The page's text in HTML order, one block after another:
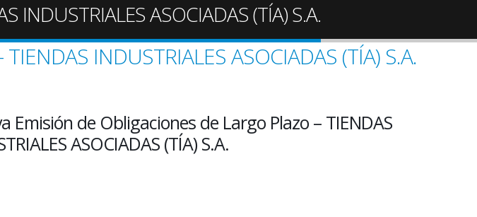
ASOCIADAS (TÍA) S.A.
INDUSTRIALES ASOCIADAS (TÍA) S.A.
Emisión de Obligaciones de Largo Plazo – TIENDAS
ASOCIADAS (TÍA) S.A.